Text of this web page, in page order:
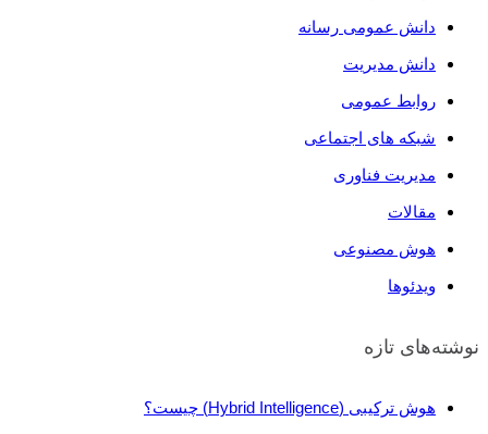
دانش عمومی رسانه
دانش مدیریت
روابط عمومی
شبکه های اجتماعی
مدیریت فناوری
مقالات
هوش مصنوعی
ویدئو‌ها
نوشته‌های تازه
هوش ترکیبی (Hybrid Intelligence) چیست؟